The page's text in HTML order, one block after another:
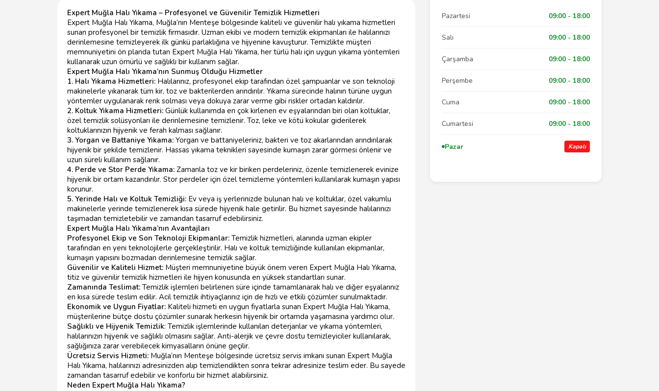
Expert Muğla Halı Yıkama – Profesyonel ve Güvenilir Temizlik Hizmetleri
Expert Muğla Halı Yıkama, Muğla’nın Menteşe bölgesinde kaliteli ve güvenilir halı yıkama hizmetleri
sunan profesyonel bir temizlik firmasıdır. Uzman ekibi ve modern temizlik ekipmanları ile halılarınızı
derinlemesine temizleyerek ilk günkü parlaklığına ve hijyenine kavuşturur. Temizlikte müşteri
memnuniyetini ön planda tutan Expert Muğla Halı Yıkama, her türlü halı için uygun yıkama yöntemleri
kullanarak uzun ömürlü ve sağlıklı bir kullanım sağlar.
Expert Muğla Halı Yıkama’nın Sunmuş Olduğu Hizmetler
1. Halı Yıkama Hizmetleri: Halılarınız, profesyonel ekip tarafından özel şampuanlar ve son teknoloji
makinelerle yıkanarak tüm kir, toz ve bakterilerden arındırılır. Yıkama sürecinde halının türüne uygun
yöntemler uygulanarak renk solması veya dokuya zarar verme gibi riskler ortadan kaldırılır.
2. Koltuk Yıkama Hizmetleri: Günlük kullanımda en çok kirlenen ev eşyalarından biri olan koltuklar,
özel temizlik solüsyonları ile derinlemesine temizlenir. Toz, leke ve kötü kokular giderilerek
koltuklarınızın hijyenik ve ferah kalması sağlanır.
3. Yorgan ve Battaniye Yıkama: Yorgan ve battaniyeleriniz, bakteri ve toz akarlarından arındırılarak
hijyenik bir şekilde temizlenir. Hassas yıkama teknikleri sayesinde kumaşın zarar görmesi önlenir ve
uzun süreli kullanım sağlanır.
4. Perde ve Stor Perde Yıkama: Zamanla toz ve kir biriken perdeleriniz, özenle temizlenerek evinize
hijyenik bir ortam kazandırılır. Stor perdeler için özel temizleme yöntemleri kullanılarak kumaşın yapısı
korunur.
5. Yerinde Halı ve Koltuk Temizliği: Ev veya iş yerlerinizde bulunan halı ve koltuklar, özel vakumlu
makinelerle yerinde temizlenerek kısa sürede hijyenik hale getirilir. Bu hizmet sayesinde halılarınızı
taşımadan temizletebilir ve zamandan tasarruf edebilirsiniz.
Expert Muğla Halı Yıkama’nın Avantajları
Profesyonel Ekip ve Son Teknoloji Ekipmanlar: Temizlik hizmetleri, alanında uzman ekipler
tarafından en yeni teknolojilerle gerçekleştirilir. Halı ve koltuk temizliğinde kullanılan ekipmanlar,
kumaşın yapısını bozmadan derinlemesine temizlik sağlar.
Güvenilir ve Kaliteli Hizmet: Müşteri memnuniyetine büyük önem veren Expert Muğla Halı Yıkama,
titiz ve güvenilir temizlik hizmetleri ile hijyen konusunda en yüksek standartları sunar.
Zamanında Teslimat: Temizlik işlemleri belirlenen süre içinde tamamlanarak halı ve diğer eşyalarınız
en kısa sürede teslim edilir. Acil temizlik ihtiyaçlarınız için de hızlı ve etkili çözümler sunulmaktadır.
Ekonomik ve Uygun Fiyatlar: Kaliteli hizmeti en uygun fiyatlarla sunan Expert Muğla Halı Yıkama,
müşterilerine bütçe dostu çözümler sunarak herkesin hijyenik bir ortamda yaşamasına yardımcı olur.
Sağlıklı ve Hijyenik Temizlik: Temizlik işlemlerinde kullanılan deterjanlar ve yıkama yöntemleri,
halılarınızın hijyenik ve sağlıklı olmasını sağlar. Anti-alerjik ve çevre dostu temizleyiciler kullanılarak,
sağlığınıza zarar verebilecek kimyasalların önüne geçilir.
Ücretsiz Servis Hizmeti: Muğla’nın Menteşe bölgesinde ücretsiz servis imkanı sunan Expert Muğla
Halı Yıkama, halılarınızı adresinizden alıp temizlendikten sonra tekrar adresinize teslim eder. Bu sayede
zamandan tasarruf edebilir ve konforlu bir hizmet alabilirsiniz.
Neden Expert Muğla Halı Yıkama?
Pazartesi 09:00 - 18:00
Salı 09:00 - 18:00
Çarşamba 09:00 - 18:00
Perşembe 09:00 - 18:00
Cuma 09:00 - 18:00
Cumartesi 09:00 - 18:00
Pazar Kapalı